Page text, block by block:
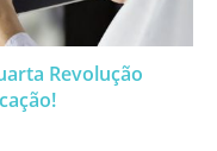
Revolução